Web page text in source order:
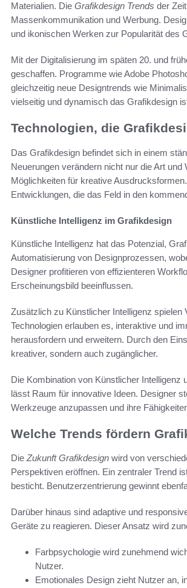
Materialien. Die Grafikdesign Trends der
Massenkommunikation und Werbung.
und ikonischen Werken zur Popularität des
Mit der Digitalisierung im späten 20. und
geschaffen. Programme wie Adobe
gleichzeitig neue Designtrends wie
vielseitig und dynamisch das Grafikdesign
Technologien, die
Das Grafikdesign befindet sich in einem
Neuerungen verändern nicht nur die Art
Möglichkeiten für kreative
Entwicklungen, die das Feld in den
Künstliche Intelligenz im Grafikdesign
Künstliche Intelligenz hat das Potenzial,
Automatisierung von Designprozessen,
Designer profitieren von effizienteren
Erscheinungsbild beeinflussen.
Zusätzlich zu Künstlicher Intelligenz
Technologien erlauben es, interaktive und
herausfordern und erweitern. Durch den
kreativer, sondern auch zugänglicher.
Die Kombination von Künstlicher Intelligenz
lässt Raum für innovative Ideen. Designer
Werkzeuge anzupassen und ihre
Welche Trends fördern
Die Zukunft Grafikdesign wird von
Perspektiven eröffnen. Ein zentraler Trend
besticht. Benutzerzentrierung gewinnt
Darüber hinaus sind adaptive und
Geräte zu reagieren. Dieser Ansatz wird
Farbpsychologie wird zunehmend
Nutzer.
Emotionales Design zieht Nutzer an,